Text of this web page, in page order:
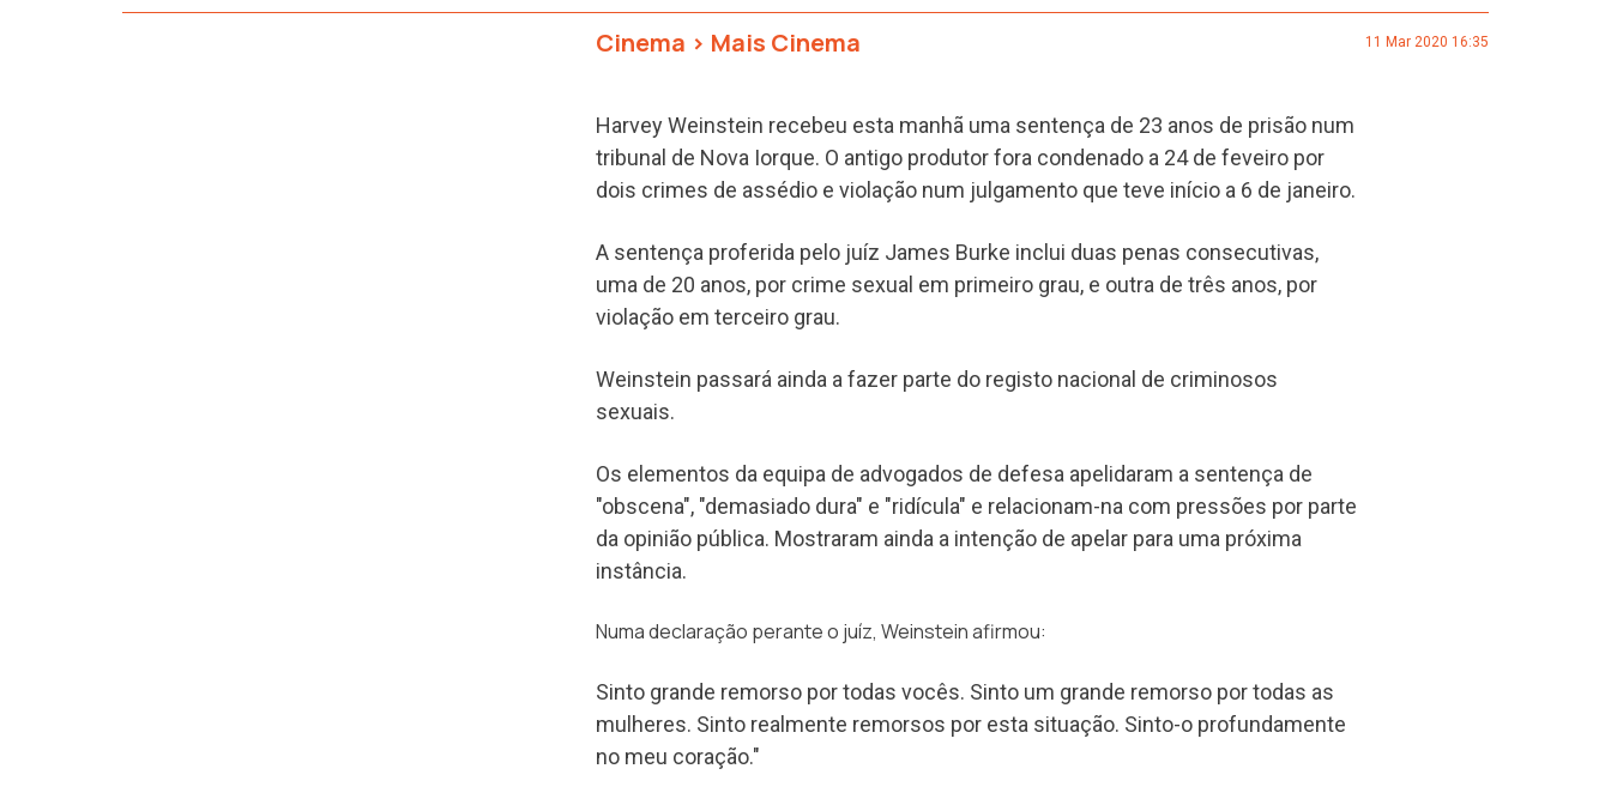
Cinema > Mais Cinema 11 Mar 2020 16:35
Harvey Weinstein recebeu esta manhã uma sentença de 23 anos de prisão num
tribunal de Nova Iorque. O antigo produtor fora condenado a 24 de feveiro por
dois crimes de assédio e violação num julgamento que teve início a 6 de janeiro.
A sentença proferida pelo juíz James Burke inclui duas penas consecutivas,
uma de 20 anos, por crime sexual em primeiro grau, e outra de três anos, por
violação em terceiro grau.
Weinstein passará ainda a fazer parte do registo nacional de criminosos
sexuais.
Os elementos da equipa de advogados de defesa apelidaram a sentença de
"obscena", "demasiado dura" e "ridícula" e relacionam-na com pressões por parte
da opinião pública. Mostraram ainda a intenção de apelar para uma próxima
instância.
Numa declaração perante o juíz, Weinstein afirmou:
Sinto grande remorso por todas vocês. Sinto um grande remorso por todas as
mulheres. Sinto realmente remorsos por esta situação. Sinto-o profundamente
no meu coração."